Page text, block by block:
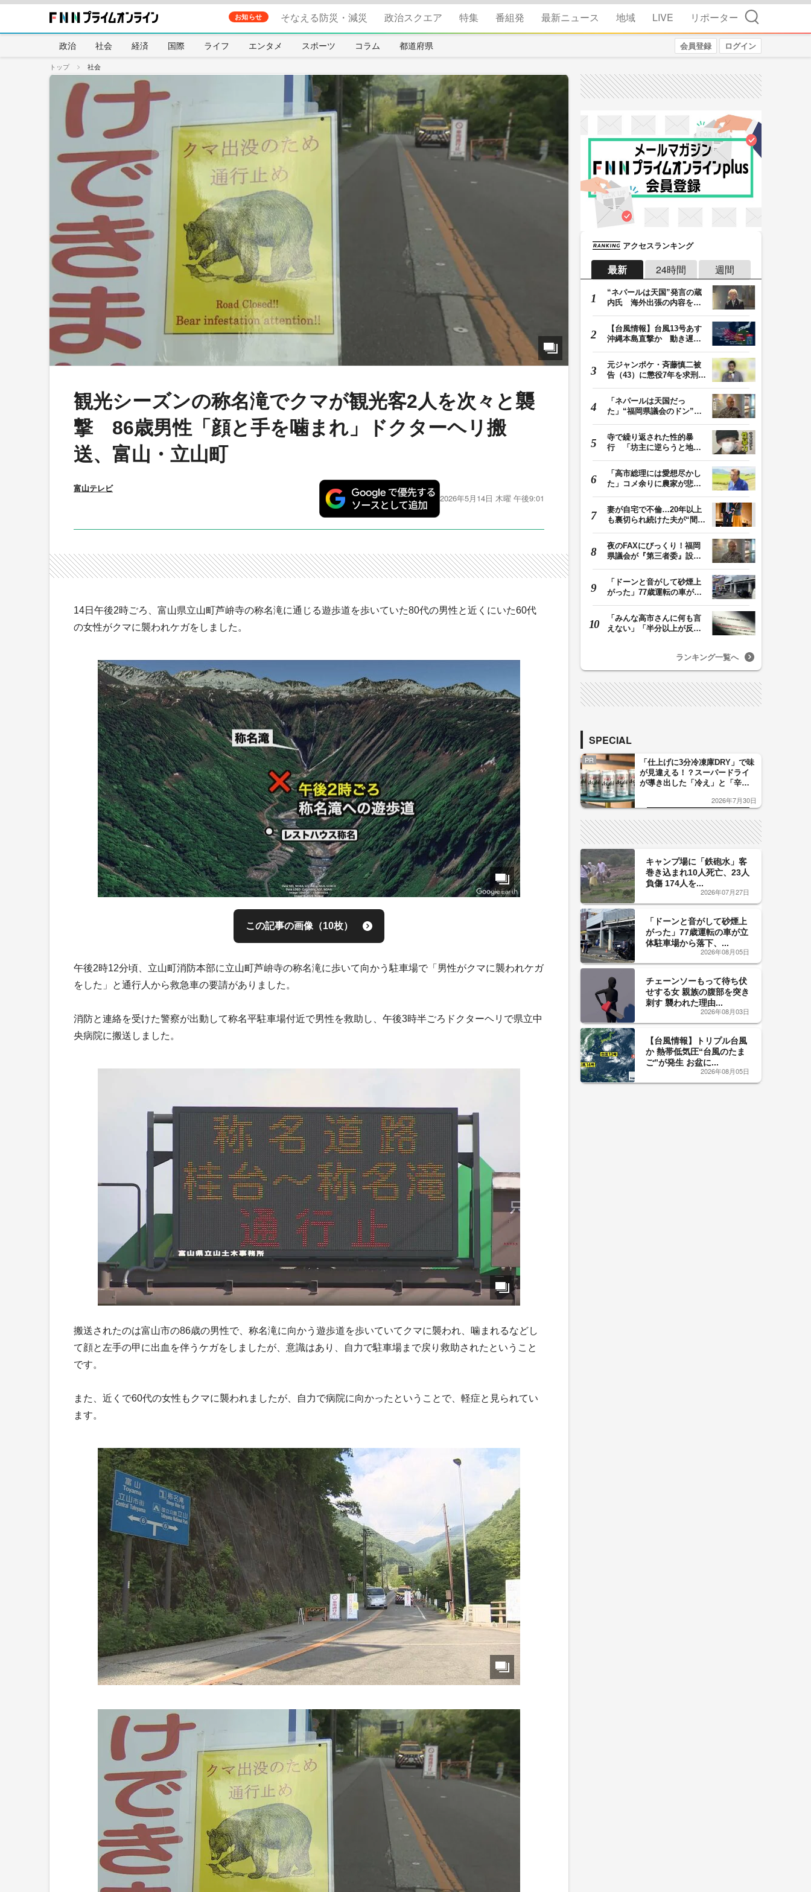
お知らせ そなえる防災・減災 政治スクエア 特集 番組発 最新ニュース 地域 LIVE リポーター 検索
政治 社会 経済 国際 ライフ エンタメ スポーツ コラム 都道府県 会員登録 ログイン
トップ 社会
観光シーズンの称名滝でクマが観光客2人を次々と襲
撃 86歳男性「顔と手を噛まれ」ドクターヘリ搬
送、富山・立山町
富山テレビ
2026年5月14日 木曜 午後9:01
14日午後2時ごろ、富山県立山町芦峅寺の称名滝に通じる遊歩道を歩いていた80代の男性と近くにいた60代
の女性がクマに襲われケガをしました。
この記事の画像（10枚）
午後2時12分頃、立山町消防本部に立山町芦峅寺の称名滝に歩いて向かう駐車場で「男性がクマに襲われケガ
をした」と通行人から救急車の要請がありました。
消防と連絡を受けた警察が出動して称名平駐車場付近で男性を救助し、午後3時半ごろドクターヘリで県立中
央病院に搬送しました。
搬送されたのは富山市の86歳の男性で、称名滝に向かう遊歩道を歩いていてクマに襲われ、噛まれるなどし
て顔と左手の甲に出血を伴うケガをしましたが、意識はあり、自力で駐車場まで戻り救助されたということ
です。
また、近くで60代の女性もクマに襲われましたが、自力で病院に向かったということで、軽症と見られてい
ます。
アクセスランキング
最新 24時間 週間
“ネパールは天国”発言の蔵
内氏 海外出張の内容を説
【台風情報】台風13号あす
沖縄本島直撃か 動き遅く
元ジャンポケ・斉藤慎二被
告（43）に懲役7年を求刑
「ネパールは天国だっ
た」“福岡県議会のドン”蔵
寺で繰り返された性的暴
行 「坊主に逆らうと地獄
「高市総理には愛想尽かし
た」コメ余りに農家が悲
妻が自宅で不倫…20年以上
も裏切られ続けた夫が“間
夜のFAXにびっくり！福岡
県議会が『第三者委』設置
「ドーンと音がして砂煙上
がった」77歳運転の車が立
「みんな高市さんに何も言
えない」「半分以上が反
ランキング一覧へ
SPECIAL
PR
「仕上げに3分冷凍庫DRY」で味
が見違える！？スーパードライ
が導き出した「冷え」と「辛
した「辛口カーブ」が飲み頃の
2026年7月30日
キャンプ場に「鉄砲水」客
巻き込まれ10人死亡、23人
負傷 174人を...
2026年07月27日
「ドーンと音がして砂煙上
がった」77歳運転の車が立
体駐車場から落下、...
2026年08月05日
チェーンソーもって待ち伏
せする女 親族の腹部を突き
刺す 襲われた理由...
2026年08月03日
【台風情報】トリプル台風
か 熱帯低気圧“台風のたま
ご”が発生 お盆に...
2026年08月05日